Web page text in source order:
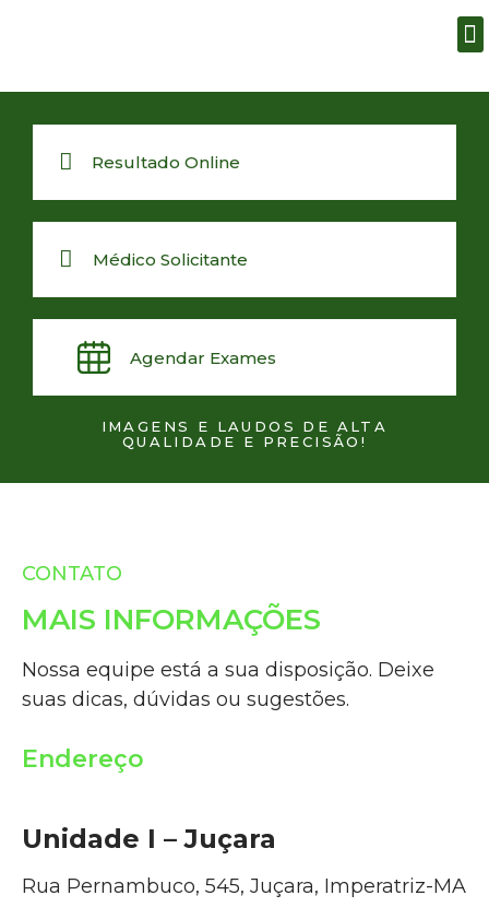
Resultado Online
Médico Solicitante
Agendar Exames
IMAGENS E LAUDOS DE ALTA
QUALIDADE E PRECISÃO!
CONTATO
MAIS INFORMAÇÕES
Nossa equipe está a sua disposição. Deixe
suas dicas, dúvidas ou sugestões.
Endereço
Unidade I – Juçara
Rua Pernambuco, 545, Juçara, Imperatriz-MA